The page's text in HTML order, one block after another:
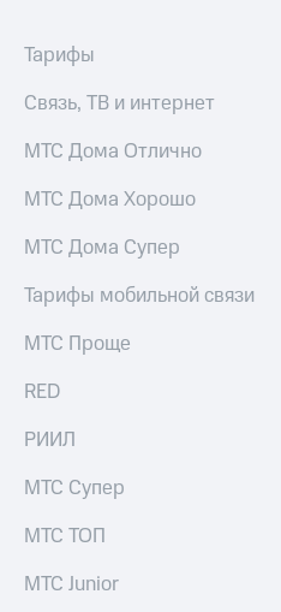
карту
Перейти
eSIM
Для дома
Выберите
и подключите
ТВ
тарифом
для дома
Услуги
Акции
Личный
кабинет
интернета
ТВ
кабинет
ТВ
приложение
Видеонаблюдение
мес
Тарифы
Связь, ТВ и интернет
МТС Дома Отлично
МТС Дома Хорошо
МТС Дома Супер
Тарифы мобильной связи
МТС Проще
RED
РИИЛ
МТС Супер
МТС ТОП
МТС Junior